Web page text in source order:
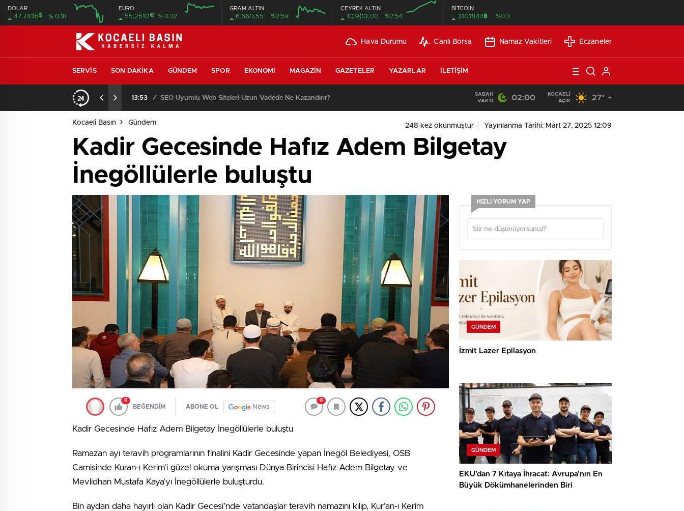
DOLAR
47,7436$ % 0.18
EURO
55,2510€ % 0.32
GRAM ALTIN
6.660,55 %2,59
ÇEYREK ALTIN
10.903,00 %2,54
BİTCOİN
3101844฿ %0.3
Hava Durumu Canlı Borsa Namaz Vakitleri Eczaneler
SERVIS SON DAKIKA GÜNDEM SPOR EKONOMI MAGAZIN GAZETELER YAZARLAR İLETIŞIM
13:53 / SEO Uyumlu Web Siteleri Uzun Vadede Ne Kazandırır? 21:21 / Günlük Okuma Süresi Az Olanlar İçin Etkili Okuma
SABAH
VAKTI
02:00
KOCAELI
AÇIK
27°
Kocaeli Basın Gündem 248 kez okunmuştur Yayınlanma Tarihi: Mart 27, 2025 12:09
Kadir Gecesinde Hafız Adem Bilgetay
İnegöllülerle buluştu
0
BEĞENDİM ABONE OL News
0
Kadir Gecesinde Hafız Adem Bilgetay İnegöllülerle buluştu
Ramazan ayı teravih programlarının finalini Kadir Gecesinde yapan İnegöl Belediyesi, OSB
Camisinde Kuran-ı Kerim’i güzel okuma yarışması Dünya Birincisi Hafız Adem Bilgetay ve
Mevlidhan Mustafa Kaya’yı İnegöllülerle buluşturdu.
Bin aydan daha hayırlı olan Kadir Gecesi’nde vatandaşlar teravih namazını kılıp, Kur’an-ı Kerim
HIZLI YORUM YAP
GÜNDEM
İzmit Lazer Epilasyon
GÜNDEM
EKU’dan 7 Kıtaya İhracat: Avrupa’nın En
Büyük Dökümhanelerinden Biri